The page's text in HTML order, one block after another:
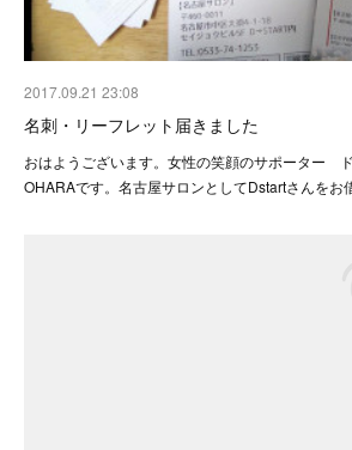
2017.09.21 23:08
名刺・リーフレット届きました
おはようございます。女性の笑顔のサポーター
OHARAです。名古屋サロンとしてDstartさんを